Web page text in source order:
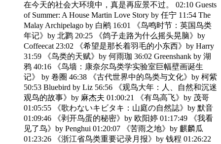
在今天的社会大环境中，真是再应景不过。 02:10 Guests
of Summer: A House Martin Love Story by 任宁 11:54 The
Malay Archipelago by 白鹇 16:01 《鸟鸣时节：英国鸟类
年记》by 北鹨 20:25 《鸽子走路为什么摇头晃脑》by
Coffeecat 23:02 《希望是那长着羽毛的小东西》by Harry
31:59 《鸟类的天赋》by 何雨珈 36:02 Greenshank by 湖
鸦 40:16 《鸟墙：康奈尔鸟类学实验室巨幅壁画诞生
记》 by 卷圈 46:38 《古代世界中的鸟类与文化》by 柯紫
50:53 Bluebird by Liz 56:56 《观鸟大年：人、自然和沉迷
观鸟的故事》by 麻杰夫 01:00:21 《有鸟高飞》by 茂哥
01:05:55 《歌わないキビタキ：山庭の自然誌》by 默音
01:09:46 《剥开鸟蛋的秘密》by 欧阳婷 01:17:49 《我看
见了鸟》by Penghui 01:20:07 《苦雨之地》by 麒麟瓜
01:23:26 《浙江省鸟类重要记录月报》by 钱程 01:26:22